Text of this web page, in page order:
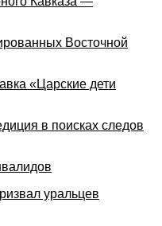
Восточной
«Царские дети
в поисках следов
уральцев